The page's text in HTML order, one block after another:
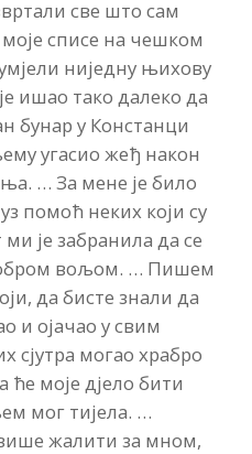
све што сам
списе на чешком
ниједну њихову
ишао тако далеко да
бунар у Констанци
угасио жеђ након
… За мене је било
помоћ неких који су
је забранила да се
вољом. … Пишем
да бисте знали да
и ојачао у свим
сјутра могао храбро
ће моје дјело бити
мог тијела. …
жалити за мном,